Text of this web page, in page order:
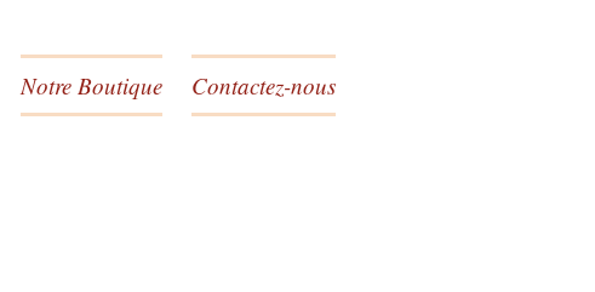
Notre Boutique Contactez-nous